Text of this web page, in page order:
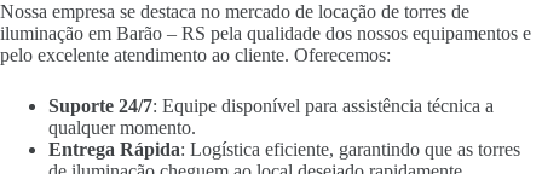
Nossa empresa se destaca no mercado de locação de torres de
iluminação em Barão – RS pela qualidade dos nossos equipamentos e
pelo excelente atendimento ao cliente. Oferecemos:
Suporte 24/7: Equipe disponível para assistência técnica a
qualquer momento.
Entrega Rápida: Logística eficiente, garantindo que as torres